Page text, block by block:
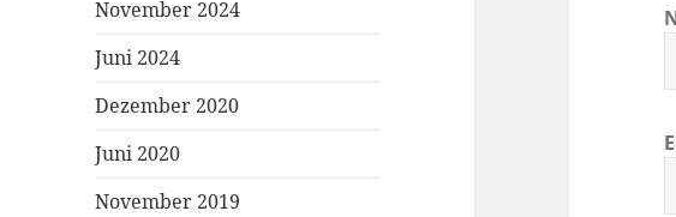
a
h
:
November 2024
Juni 2024
Dezember 2020
Juni 2020
November 2019